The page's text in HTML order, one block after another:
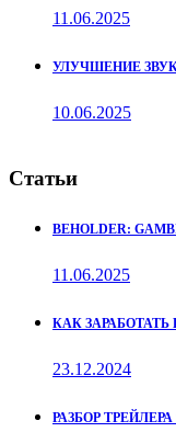
11.06.2025
УЛУЧШЕНИЕ
10.06.2025
Статьи
BEHOLDER:
11.06.2025
КАК
23.12.2024
РАЗБОР ТРЕЙЛЕРА